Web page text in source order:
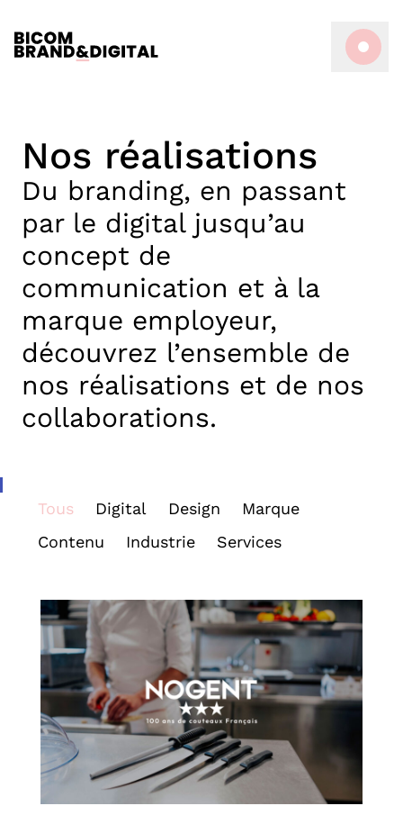
Nos réalisations
Du branding, en passant
par le digital jusqu’au
concept de
communication et à la
marque employeur,
découvrez l’ensemble de
nos réalisations et de nos
collaborations.
Tous Digital Design
Marque
Contenu
Industrie Services